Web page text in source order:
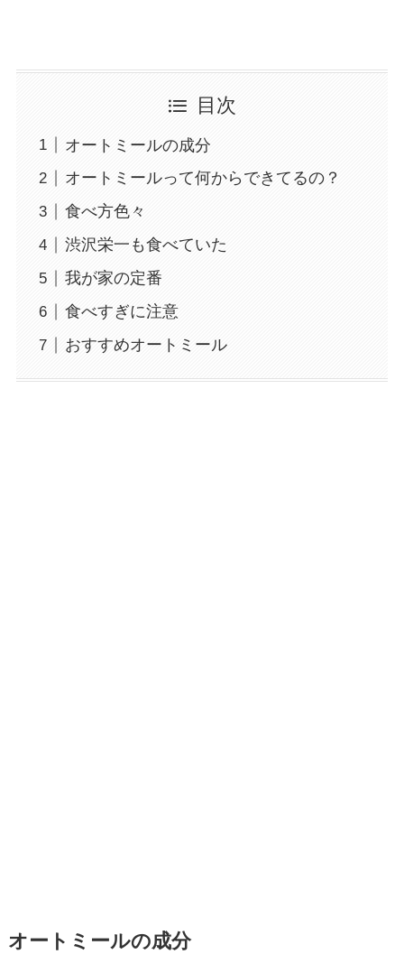
目次
オートミールの成分
オートミールって何からできてるの？
食べ方色々
渋沢栄一も食べていた
我が家の定番
食べすぎに注意
おすすめオートミール
オートミールの成分